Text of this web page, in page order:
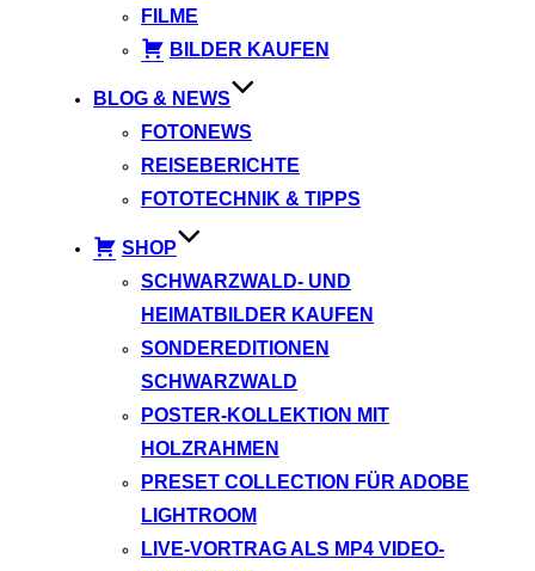
FILME
BILDER KAUFEN
BLOG & NEWS
FOTONEWS
REISEBERICHTE
FOTOTECHNIK & TIPPS
SHOP
SCHWARZWALD- UND
HEIMATBILDER KAUFEN
SONDEREDITIONEN
SCHWARZWALD
POSTER-KOLLEKTION MIT
HOLZRAHMEN
PRESET COLLECTION FÜR ADOBE
LIGHTROOM
LIVE-VORTRAG ALS MP4 VIDEO-